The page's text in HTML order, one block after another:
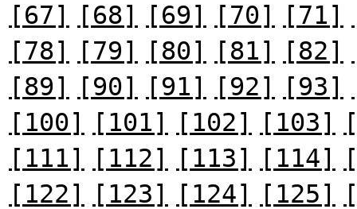
[67]
[68] [69] [70] [71]
[78]
[79] [80] [81] [82]
[89]
[90] [91] [92] [93]
[100]
[101] [102] [103]
[111]
[112] [113] [114]
[122]
[123] [124] [125]